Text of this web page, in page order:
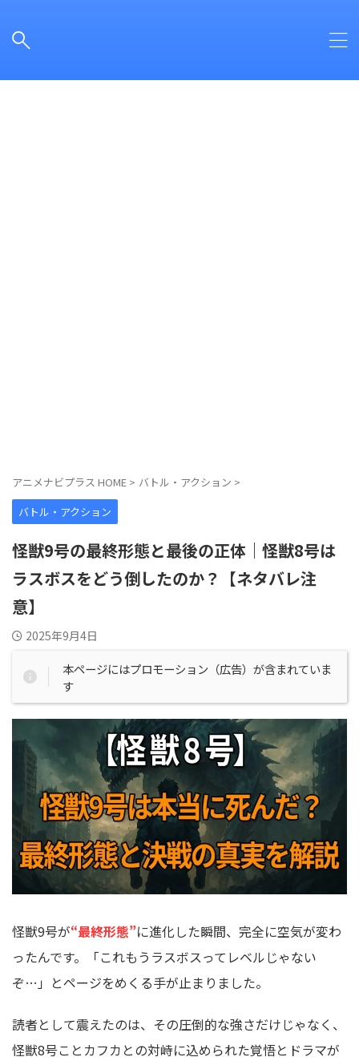
アニメナビプラス HOME > バトル・アクション >
バトル・アクション
怪獣9号の最終形態と最後の正体｜怪獣8号は
ラスボスをどう倒したのか？【ネタバレ注
意】
2025年9月4日
本ページにはプロモーション（広告）が含まれていま
す
怪獣9号が“最終形態”に進化した瞬間、完全に空気が変わ
ったんです。「これもうラスボスってレベルじゃない
ぞ…」とページをめくる手が止まりました。
読者として震えたのは、その圧倒的な強さだけじゃなく、
怪獣8号ことカフカとの対峙に込められた覚悟とドラマが